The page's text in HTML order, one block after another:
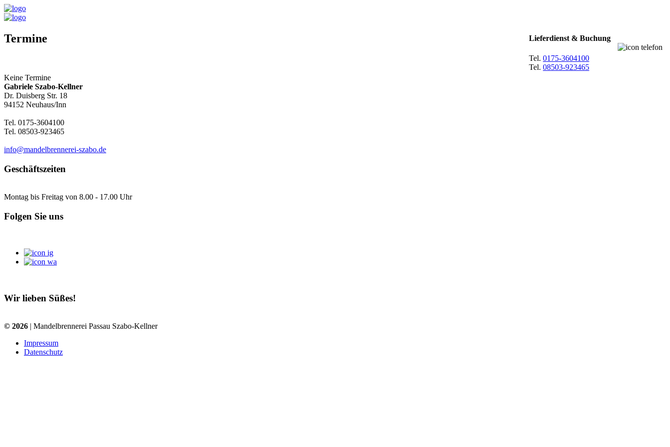
Lieferdienst & Buchung
Tel. 0175-3604100
Tel. 08503-923465
Termine
Keine Termine
Gabriele Szabo-Kellner
Dr. Duisberg Str. 18
94152 Neuhaus/Inn
Tel. 0175-3604100
Tel. 08503-923465
info@mandelbrennerei-szabo.de
Geschäftszeiten
Montag bis Freitag von 8.00 - 17.00 Uhr
Folgen Sie uns
Wir lieben Süßes!
© 2026 | Mandelbrennerei Passau Szabo-Kellner
Impressum
Datenschutz